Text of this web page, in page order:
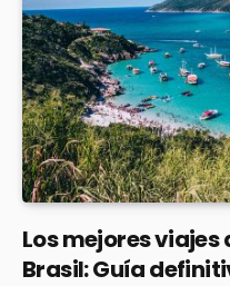
Los mejores viajes
Brasil: Guía